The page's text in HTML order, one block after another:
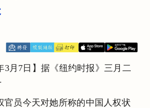
3月7日】据《纽约时报》三月二
官员今天对她所称的中国人权状